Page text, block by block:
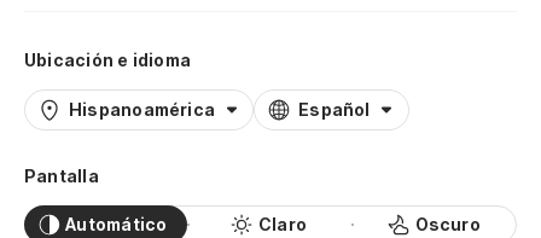
Ubicación e idioma
Hispanoamérica Español
Pantalla
Automático Claro Oscuro